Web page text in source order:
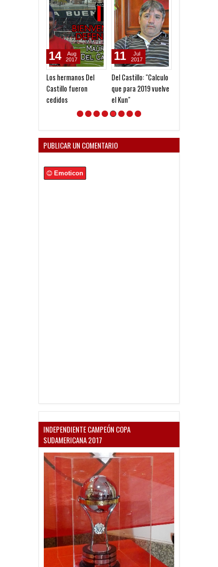
Los hermanos Del
Castillo fueron
cedidos
14
Aug
2017
Del Castillo: "Calculo
que para 2019 vuelve
el Kun"
11
Jul
2017
PUBLICAR UN COMENTARIO
Emoticon
INDEPENDIENTE CAMPEÓN COPA
SUDAMERICANA 2017